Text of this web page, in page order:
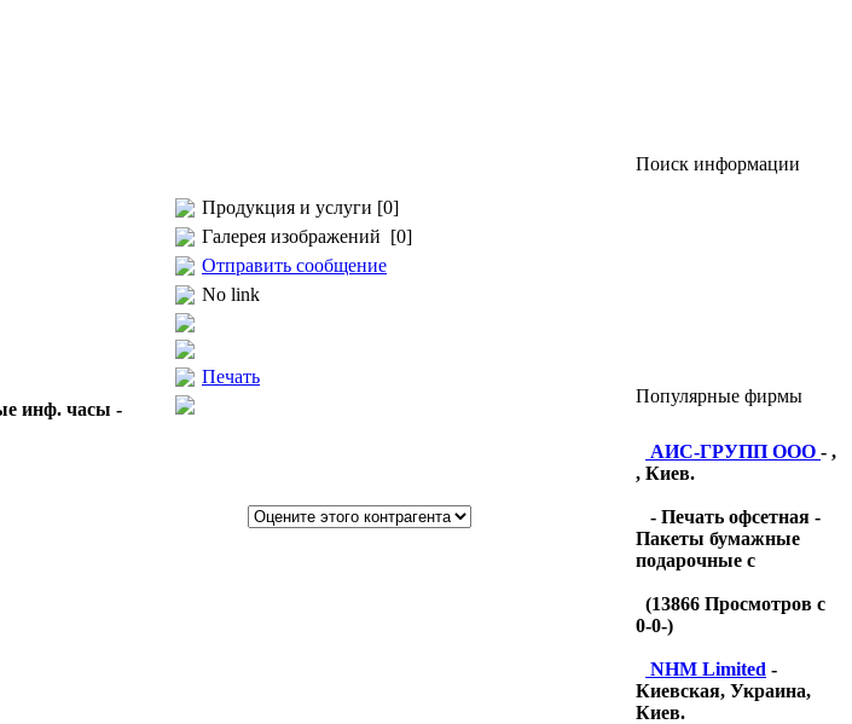
инф. часы -
Продукция и услуги [0]
Галерея изображений [0]
Отправить сообщение
No link
Печать
Поиск информации
Популярные фирмы
АИС-ГРУПП ООО - ,
, Киев.
- Печать офсетная -
Пакеты бумажные
подарочные с
(13866 Просмотров с
0-0-)
NHM Limited -
Киевская, Украина,
Киев.